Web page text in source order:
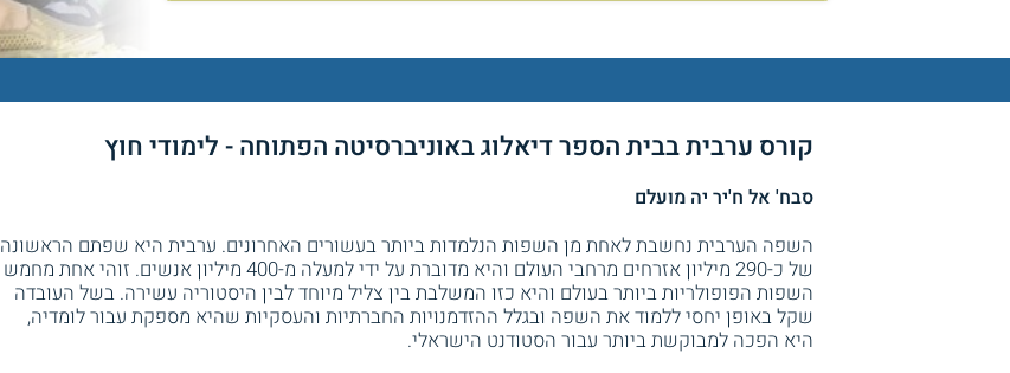
קורס ערבית בבית הספר דיאלוג באוניברסיטה הפתוחה - לימודי חוץ
סבח' אל ח'יר יה מועלם
השפה הערבית נחשבת לאחת מן השפות הנלמדות ביותר בעשורים האחרונים. ערבית היא שפתם הראשונה
של כ-290 מיליון אזרחים מרחבי העולם והיא מדוברת על ידי למעלה מ-400 מיליון אנשים. זוהי אחת מחמש
השפות הפופולריות ביותר בעולם והיא כזו המשלבת בין צליל מיוחד לבין היסטוריה עשירה. בשל העובדה
שקל באופן יחסי ללמוד את השפה ובגלל ההזדמנויות החברתיות והעסקיות שהיא מספקת עבור לומדיה,
היא הפכה למבוקשת ביותר עבור הסטודנט הישראלי.